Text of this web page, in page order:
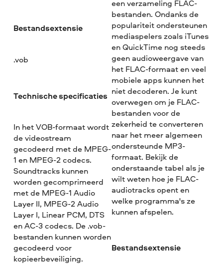
Bestandsextensie
.vob
Technische specificaties
In het VOB-formaat wordt
de videostream
gecodeerd met de MPEG-
1 en MPEG-2 codecs.
Soundtracks kunnen
worden gecomprimeerd
met de MPEG-1 Audio
Layer II, MPEG-2 Audio
Layer I, Linear PCM, DTS
en AC-3 codecs. De .vob-
bestanden kunnen worden
gecodeerd voor
kopieerbeveiliging.
een verzameling FLAC-
bestanden. Ondanks de
populariteit ondersteunen
mediaspelers zoals iTunes
en QuickTime nog steeds
geen audioweergave van
het FLAC-formaat en veel
mobiele apps kunnen het
niet decoderen. Je kunt
overwegen om je FLAC-
bestanden voor de
zekerheid te converteren
naar het meer algemeen
ondersteunde MP3-
formaat. Bekijk de
onderstaande tabel als je
wilt weten hoe je FLAC-
audiotracks opent en
welke programma's ze
kunnen afspelen.
Bestandsextensie